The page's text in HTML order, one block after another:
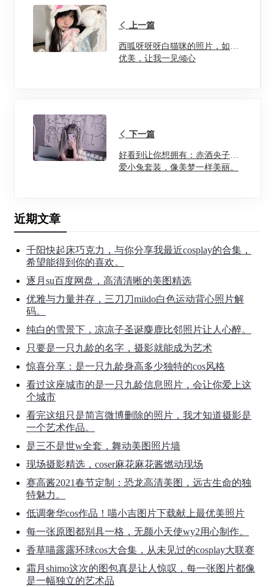
上一篇
西呱呀呀呀白猫咪的照片，如此
优美，让我一见倾心
下一篇
好看到让你想拥有：赤酒央子可
爱小兔套装，像美梦一样美丽。
近期文章
千阳快起床巧克力，与你分享我最近cosplay的合集，
希望能得到你的喜欢。
逐月su百度网盘，高清清晰的美图精选
优雅与力量并存，三刀刀miido白色运动背心照片解
码。
纯白的雪景下，凉凉子圣诞麋鹿比邻照片让人心醉。
只要是一只九龄的名字，摄影就能成为艺术
惊喜分享：是一只九龄身高多少独特的cos风格
看过这座城市的是一只九龄信息照片，会让你爱上这
个城市
看完这组只是简言微博删除的照片，我才知道摄影是
一个艺术作品。
是三不是世w全套，舞动美图照片墙
现场摄影精选，coser麻花麻花酱燃动现场
赛高酱2021春节定制：恐龙高清美图，远古生命的独
特魅力。
低调奢华cos作品！喵小吉图片下载献上最优美照片
每一张原图都别具一格，无颜小天使wy2用心制作。
香草喵露露环球cos大合集，从未见过的cosplay大联赛
霜月shimo这次的图包真是让人惊叹，每一张图片都像
是一幅独立的艺术品